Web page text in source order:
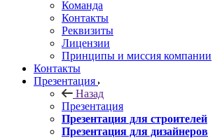
Команда
Контакты
Реквизиты
Лицензии
Принципы и миссия компании
Контакты
Презентация
Назад
Презентация
Презентация для строителей
Презентация для дизайнеров